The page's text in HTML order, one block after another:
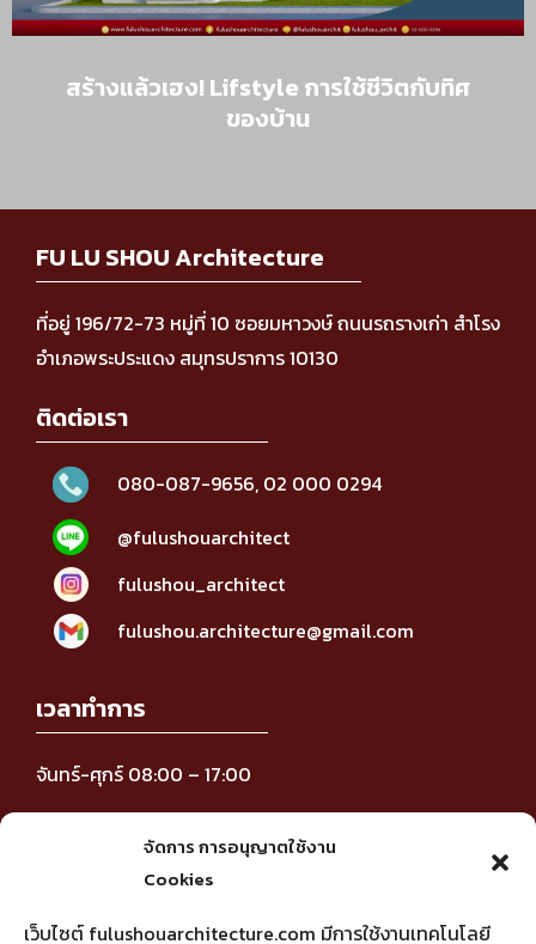
จัดการ การอนุญาตใช้งาน
Cookies
เว็บไซต์ fulushouarchitecture.com มีการใช้งานเทคโนโลยี
สร้างแล้วเฮง! Lifstyle การใช้ชีวิตกับทิศ
ของบ้าน
FU LU SHOU Architecture
ที่อยู่ 196/72-73 หมู่ที่ 10 ซอยมหาวงษ์ ถนนรถรางเก่า สำโรง
อำเภอพระประแดง สมุทรปราการ 10130
ติดต่อเรา
080-087-9656, 02 000 0294
@fulushouarchitect
fulushou_architect
fulushou.architecture@gmail.com
เวลาทำการ
จันทร์-ศุกร์ 08:00 – 17:00
ติดตามข่าวสาร